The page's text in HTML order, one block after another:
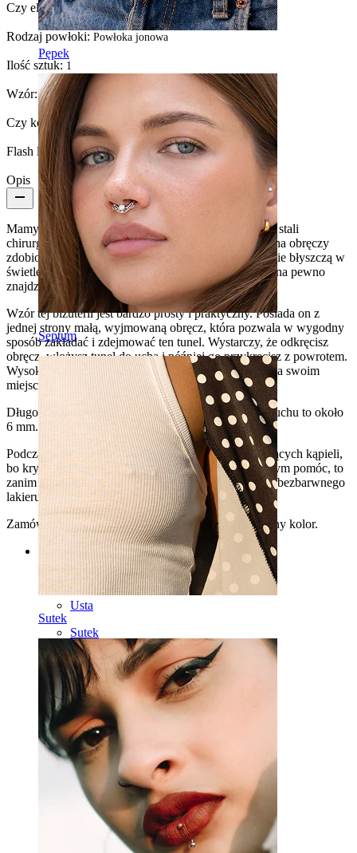
Pępek
Septum
Sutek
Czy element jest przyklejony?:Tak
Rodzaj powłoki: Powłoka jonowa
Ilość sztuk: 1
Wzór:Wysadzany kamieniem
Czy kolczyk jest powlekany?:Tak, w całości
Flash label: 3 w cenie 2
Opis
Mamy dla Ciebie super klasyczny tunel wykonany ze stali
chirurgicznej i dostępny w wielu kolorach. Jedna strona obręczy
zdobiona jest malutkimi kryształkami, które przepięknie błyszczą w
świetle. Tunel ten jest dostępny w wielu rozmiarach i na pewno
znajdziesz ulubiony.
Wzór tej biżuterii jest bardzo prosty i praktyczny. Posiada on z
jednej strony małą, wyjmowaną obręcz, która pozwala w wygodny
sposób zakładać i zdejmować ten tunel. Wystarczy, że odkręcisz
obręcz, włożysz tunel do ucha i później go przykręcisz z powrotem.
Wysoka krawędź zapewnia, że pozostaje on zawsze na swoim
miejscu.
Długość tunelu to 10 mm, a część, która pozostaje w uchu to około
6 mm.
Podczas jego noszenia nie radzimy brać długich i gorących kąpieli,
bo kryształki mogą wypaść. Mały tip, który może w tym pomóc, to
zanim zaczniesz go nosić, pomaluj kamienie warstwą bezbarwnego
lakieru do paznokci.
Zamów go już teraz, wystarczy że wybierzesz ulubiony kolor.
Kategorie
Pępek
Usta
Sutek
Industrial
Dermal
Helix
Ucho
Septum
14k Złoto
Klipsy